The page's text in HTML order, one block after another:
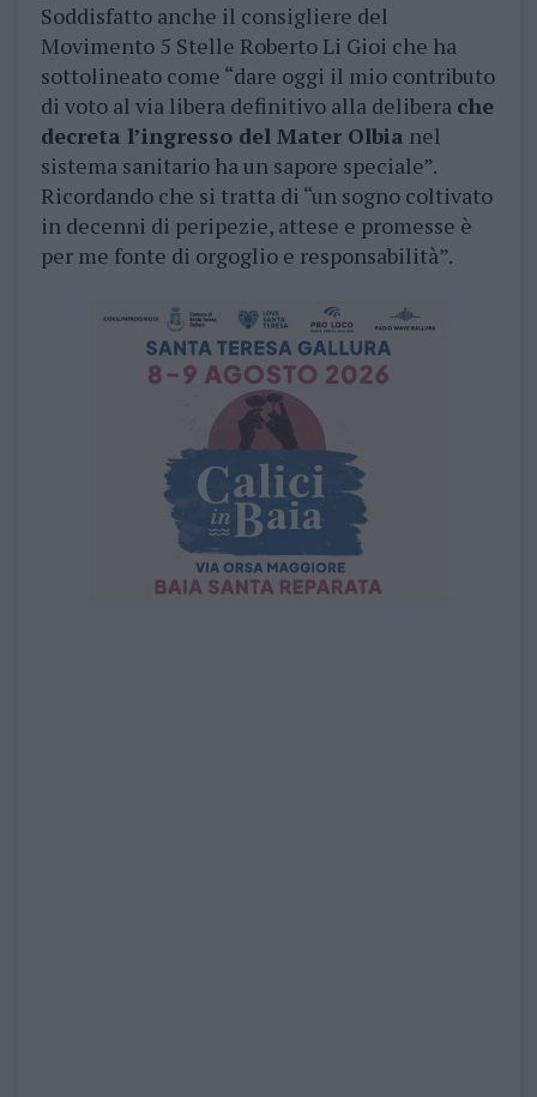
Soddisfatto anche il consigliere del
Movimento 5 Stelle Roberto Li Gioi che ha
sottolineato come “dare oggi il mio contributo
di voto al via libera definitivo alla delibera che
decreta l’ingresso del Mater Olbia nel
sistema sanitario ha un sapore speciale”.
Ricordando che si tratta di “un sogno coltivato
in decenni di peripezie, attese e promesse è
per me fonte di orgoglio e responsabilità”.